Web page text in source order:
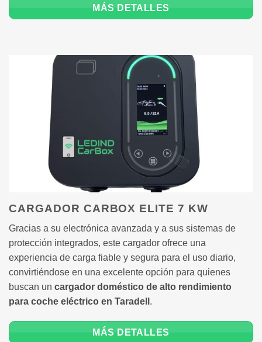
MÁS DETALLES
CARGADOR CARBOX ELITE 7 KW
Gracias a su electrónica avanzada y a sus sistemas de
protección integrados, este cargador ofrece una
experiencia de carga fiable y segura para el uso diario,
convirtiéndose en una excelente opción para quienes
buscan un cargador doméstico de alto rendimiento
para coche eléctrico en Taradell .
MÁS DETALLES